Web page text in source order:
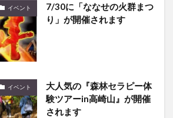
イベント
7/30に「ななせの火群まつ
り」が開催されます
イベント
大人気の『森林セラピー体
験ツアーin高崎山』が開催
されます